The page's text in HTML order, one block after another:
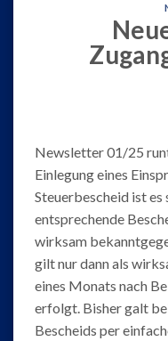
Newsletter 01/25
Einlegung eines
Steuerbescheid ist
entsprechende
wirksam
gilt nur dann als
eines Monats nach
erfolgt. Bisher galt
Bescheids per